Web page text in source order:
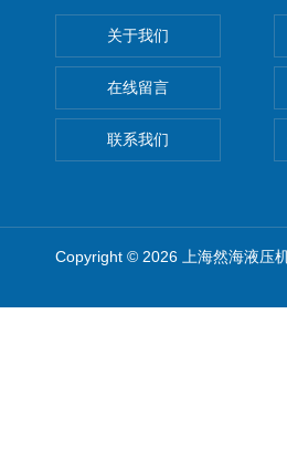
关于我们
在线留言
联系我们
Copyright © 2026 上海然海液压